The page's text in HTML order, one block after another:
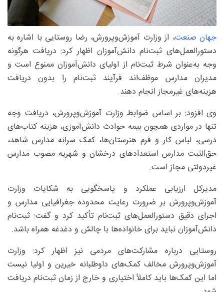
جهان صنعت، از وزارت آموزش‌وپرورش، رضا روستایی با اشاره به
دستورالعمل‌های ثبت‌نام دانش‌آموزان اظهار کرد: دریافت هرگونه
وجه به‌عنوان شرط ثبت‌نام از اولیای دانش‌آموزان ممنوع است و
مدیران مدارس موظف‌اند فرآیند ثبت‌نام را بدون دریافت
هزینه‌های غیرمجاز انجام دهند.
وی افزود: بر اساس ضوابط وزارت آموزش‌وپرورش، دریافت وجه
تنها در مواردی همچون بیمه حوادث دانش‌آموزی، هزینه کتاب‌های
درسی، لباس کار و فرم هنرستان‌ها، کمک سرانه مدارس شاهد،
حق‌الثبت مدارس استعدادهای درخشان و شهریه مصوب مدارس
غیردولتی مجاز است.
مدیرکل ارزیابی عملکرد و پاسخگویی به شکایات وزارت
آموزش‌وپرورش بر ضرورت رعایت محدوده جغرافیایی مدارس و
اجرای دقیق دستورالعمل‌های ثبت‌نام تأکید کرد و گفت: ثبت‌نام
دانش‌آموزان نباید برای خانواده‌ها با چالش و دغدغه همراه باشد.
روستایی درباره مشارکت‌های مردمی نیز اظهار کرد: وزارت
آموزش‌وپرورش مخالف کمک‌های داوطلبانه خیرین و اولیا نیست
اما این کمک‌ها باید کاملاً اختیاری و خارج از زمان ثبت‌نام دریافت